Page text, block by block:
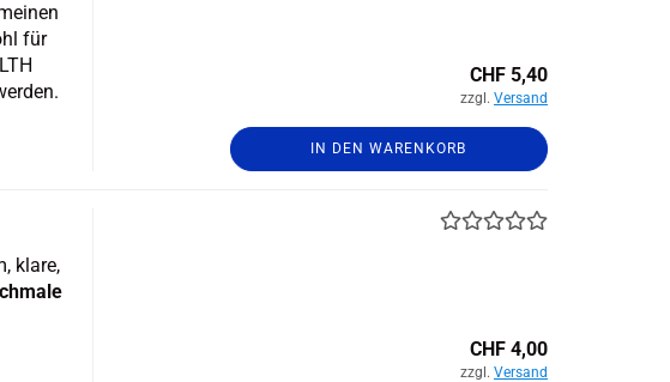
für
CHF 5,40
zzgl. Versand
IN DEN WARENKORB
klare,
CHF 4,00
zzgl. Versand